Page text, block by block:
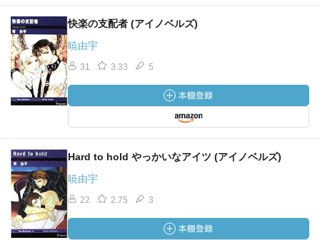
快楽の支配者 (アイノベルズ)
暁由宇
31 3.33 5
Hard to hold やっかいなアイツ (アイノベルズ)
暁由宇
22 2.75 3